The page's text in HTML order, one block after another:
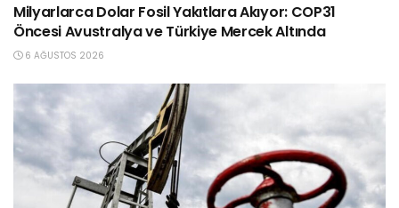
Milyarlarca Dolar Fosil Yakıtlara Akıyor: COP31
Öncesi Avustralya ve Türkiye Mercek Altında
6 AĞUSTOS 2026